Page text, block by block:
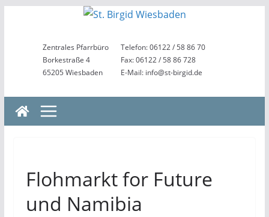
springenZentrales Pfarrbüro
Borkestraße 4
65205 Wiesbaden
Telefon: 06122 / 58 86 70
Fax: 06122 / 58 86 728
E-Mail: info@st-birgid.de
Flohmarkt for Future
und Namibia